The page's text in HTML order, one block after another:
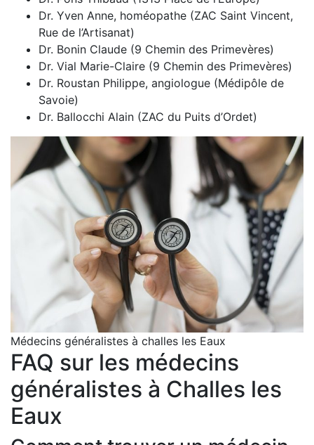
Dr. Yven Anne, homéopathe (ZAC Saint Vincent,
Rue de l’Artisanat)
Dr. Bonin Claude (9 Chemin des Primevères)
Dr. Vial Marie-Claire (9 Chemin des Primevères)
Dr. Roustan Philippe, angiologue (Médipôle de
Savoie)
Dr. Ballocchi Alain (ZAC du Puits d’Ordet)
Médecins généralistes à challes les Eaux
FAQ sur les médecins
généralistes à Challes les
Eaux